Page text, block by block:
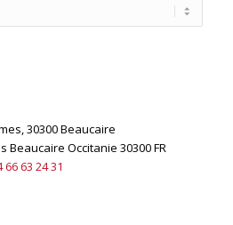
30300 Beaucaire
Beaucaire Occitanie 30300FR
66 63 24 31